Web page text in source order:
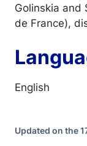
Golinskia and
de France),
English
Updated on the